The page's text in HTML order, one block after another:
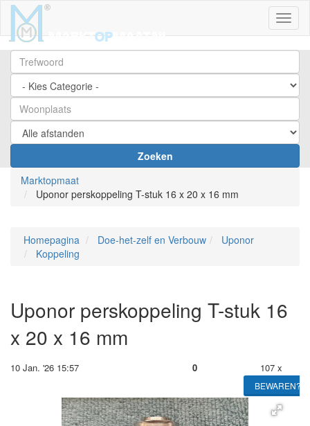
Zoeken
Marktopmaat
Uponor perskoppeling T-stuk 16 x 20 x 16 mm
Homepagina Doe-het-zelf en Verbouw
Uponor
Koppeling
Uponor perskoppeling T-stuk 16
x 20 x 16 mm
10 Jan. '26 15:57 0 107 x
BEWAREN?